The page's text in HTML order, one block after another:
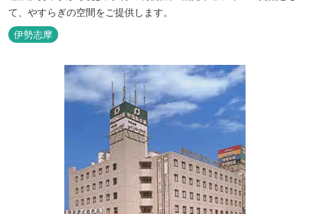
て、やすらぎの空間をご提供します。
伊勢志摩